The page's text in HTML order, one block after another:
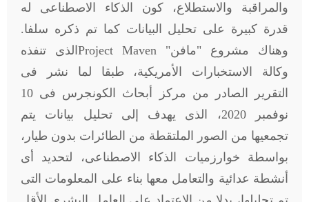
والمراقبة والاستطلاع، كون الذكاء الاصطناعى له
قدرة كبيرة على تحليل البيانات كما تم ذكره سلفا.
وهناك مشروع "مافن" Project Maven الذى تنفذه
وكالة الاستخبارات الأمريكية، طبقا لما نشر فى
التقرير الصادر من مركز أبحاث الكونجرس فى 10
نوفمبر 2020، الذى يهدف إلى تحليل بيانات يتم
تجمعيها من الصور الملتقطة من الطائرات بدون طيار،
بواسطة خوارزميات الذكاء الاصطناعى، لتحديد أى
أنشطة عدائية والتعامل معها بناء على المعلومات التى